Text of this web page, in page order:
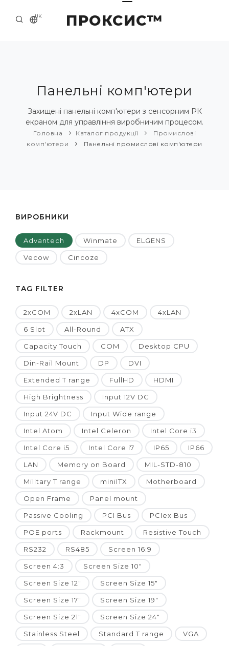
ПРОКСИС™
UK
ПРО НАС
ПРИКЛАДИ ТА РІШЕННЯ
КАТАЛОГ ПРОДУКЦІЇ
Панельні комп'ютери
Захищені панельні комп'ютери з сенсорним РК
екраном для управління виробничим процесом.
Головна Каталог продукції
Промислові
комп'ютери
Панельні промислові комп'ютери
ВИРОБНИКИ
Advantech Winmate ELGENS
Vecow Cincoze
TAG FILTER
2xCOM 2xLAN 4xCOM 4xLAN
6 Slot All-Round ATX
Capacity Touch COM Desktop CPU
Din-Rail Mount DP DVI
Extended T range FullHD HDMI
High Brightness Input 12V DC
Input 24V DC Input Wide range
Intel Atom Intel Celeron Intel Core i3
Intel Core i5 Intel Core i7 IP65 IP66
LAN Memory on Board MIL-STD-810
Military T range miniITX Motherboard
Open Frame Panel mount
Passive Cooling PCI Bus PCIex Bus
POE ports Rackmount Resistive Touch
RS232 RS485 Screen 16:9
Screen 4:3 Screen Size 10"
Screen Size 12" Screen Size 15"
Screen Size 17" Screen Size 19"
Screen Size 21" Screen Size 24"
Stainless Steel Standard T range VGA